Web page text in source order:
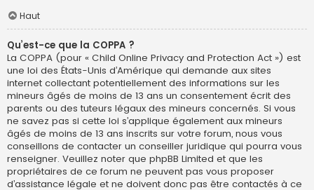
Haut
Qu’est-ce que la COPPA ?
La COPPA (pour « Child Online Privacy and Protection Act ») est
une loi des États-Unis d’Amérique qui demande aux sites
internet collectant potentiellement des informations sur les
mineurs âgés de moins de 13 ans un consentement écrit des
parents ou des tuteurs légaux des mineurs concernés. Si vous
ne savez pas si cette loi s’applique également aux mineurs
âgés de moins de 13 ans inscrits sur votre forum, nous vous
conseillons de contacter un conseiller juridique qui pourra vous
renseigner. Veuillez noter que phpBB Limited et que les
propriétaires de ce forum ne peuvent pas vous proposer
d’assistance légale et ne doivent donc pas être contactés à ce